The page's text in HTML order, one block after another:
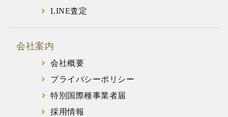
LINE査定
会社案内
会社概要
プライバシーポリシー
特別国際種事業者届
採用情報